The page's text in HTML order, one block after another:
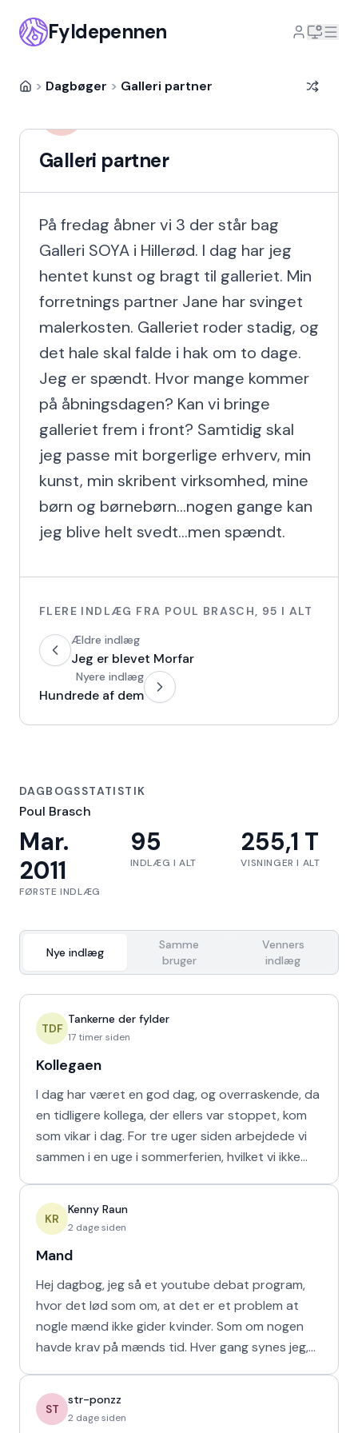
Fyldepennen
> Dagbøger > Galleri partner
Galleri partner
På fredag åbner vi 3 der står bag
Galleri SOYA i Hillerød. I dag har jeg
hentet kunst og bragt til galleriet. Min
forretnings partner Jane har svinget
malerkosten. Galleriet roder stadig, og
det hale skal falde i hak om to dage.
Jeg er spændt. Hvor mange kommer
på åbningsdagen? Kan vi bringe
galleriet frem i front? Samtidig skal
jeg passe mit borgerlige erhverv, min
kunst, min skribent virksomhed, mine
børn og børnebørn...nogen gange kan
jeg blive helt svedt...men spændt.
FLERE INDLÆG FRA POUL BRASCH, 95 I ALT
Ældre indlæg
Jeg er blevet Morfar
Nyere indlæg
Hundrede af dem
DAGBOGSSTATISTIK
Poul Brasch
Mar.
2011
FØRSTE INDLÆG
95
INDLÆG I ALT
255,1 T
VISNINGER I ALT
Nye indlæg
Samme
bruger
Venners
indlæg
TDF
Tankerne der fylder
17 timer siden
Kollegaen
I dag har været en god dag, og overraskende, da
en tidligere kollega, der ellers var stoppet, kom
som vikar i dag. For tre uger siden arbejdede vi
sammen i en uge i sommerferien, hvilket vi ikke
KR
Kenny Raun
2 dage siden
Mand
Hej dagbog, jeg så et youtube debat program,
hvor det lød som om, at det er et problem at
nogle mænd ikke gider kvinder. Som om nogen
havde krav på mænds tid. Hver gang synes jeg,
ST
str-ponzz
2 dage siden